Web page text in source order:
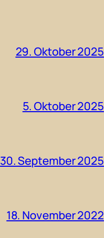
29. Oktober 2025
5. Oktober 2025
30. September 2025
18. November 2022